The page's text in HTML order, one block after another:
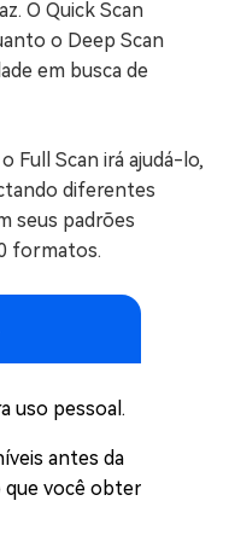
O Quick Scan
o Deep Scan
em busca de
Full Scan irá ajudá-lo,
diferentes
seus padrões
formatos.
uso pessoal.
antes da
você obtenha o